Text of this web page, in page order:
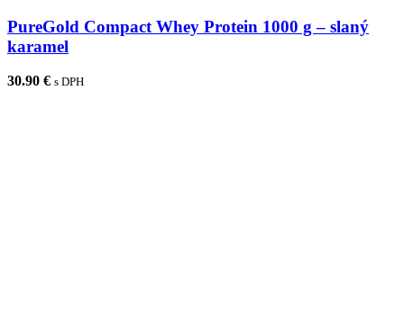
PureGold Compact Whey Protein 1000 g – slaný
karamel
30.90 € s DPH